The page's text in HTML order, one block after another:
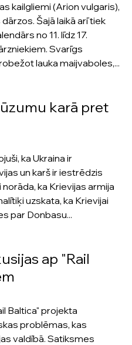
kailgliemi (Arion vulgaris),
Šajā laikā arī tiek
no 11. līdz 17.
Svarīgs
lauka maijvaboles,...
karā pret
ka Ukraina ir
un karš ir iestrēdzis
ka Krievijas armija
uzskata, ka Krievijai
par Donbasu...
ap "Rail
Baltica" projekta
problēmas, kas
valdībā. Satiksmes